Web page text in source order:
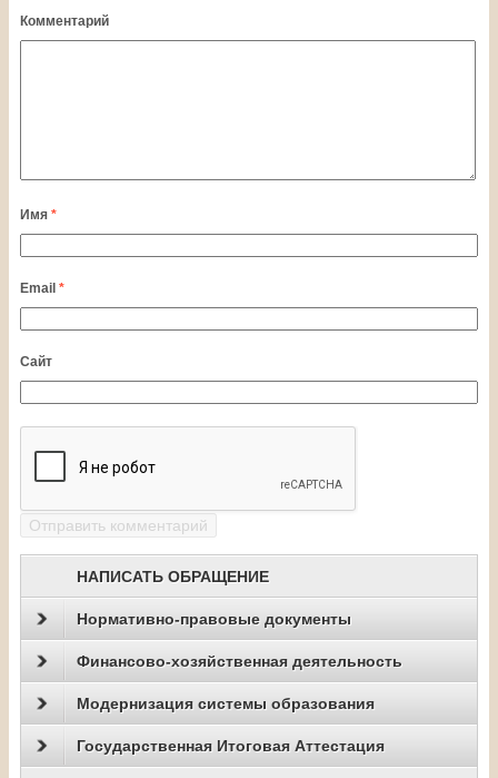
Комментарий
Имя *
Email *
Сайт
НАПИСАТЬ ОБРАЩЕНИЕ
Нормативно-правовые документы
Финансово-хозяйственная деятельность
Модернизация системы образования
Государственная Итоговая Аттестация